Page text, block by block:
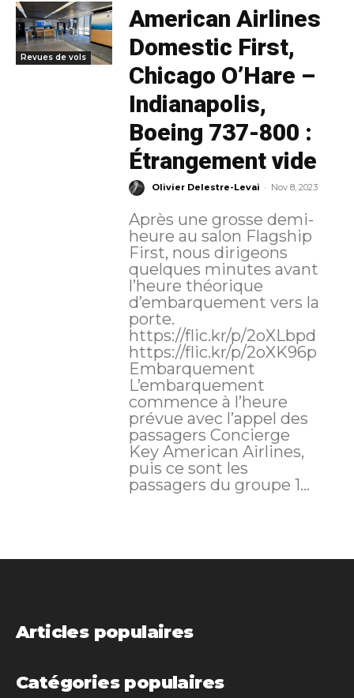
Revues de vols
American Airlines
Domestic First,
Chicago O’Hare –
Indianapolis,
Boeing 737-800 :
Étrangement vide
Olivier Delestre-Levai - Nov 8, 2023
Après une grosse demi-
heure au salon Flagship
First, nous dirigeons
quelques minutes avant
l’heure théorique
d’embarquement vers la
porte.
https://flic.kr/p/2oXLbpd
https://flic.kr/p/2oXK96p
Embarquement
L’embarquement
commence à l’heure
prévue avec l’appel des
passagers Concierge
Key American Airlines,
puis ce sont les
passagers du groupe 1...
Articles populaires
Catégories populaires